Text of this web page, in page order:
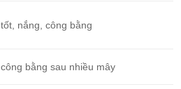
tốt, nắng, công bằng
công bằng sau nhiều mây